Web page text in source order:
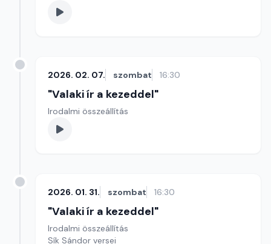
2026. 02. 07. szombat 16:30
"Valaki ír a kezeddel"
Irodalmi összeállítás
2026. 01. 31. szombat 16:30
"Valaki ír a kezeddel"
Irodalmi összeállítás
Sík Sándor versei